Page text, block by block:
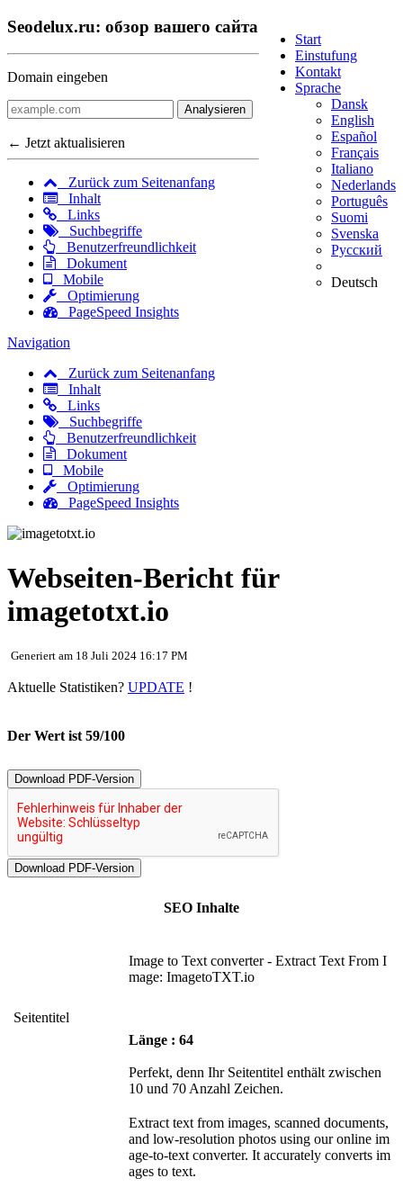
Start
Einstufung
Kontakt
Sprache
Dansk
English
Español
Français
Italiano
Nederlands
Português
Suomi
Svenska
Русский
Deutsch
Seodelux.ru: обзор вашего сайта
Domain eingeben
Analysieren
← Jetzt aktualisieren
Zurück zum Seitenanfang
Inhalt
Links
Suchbegriffe
Benutzerfreundlichkeit
Dokument
Mobile
Optimierung
PageSpeed Insights
Navigation
Zurück zum Seitenanfang
Inhalt
Links
Suchbegriffe
Benutzerfreundlichkeit
Dokument
Mobile
Optimierung
PageSpeed Insights
Webseiten-Bericht für
imagetotxt.io
Generiert am 18 Juli 2024 16:17 PM
Aktuelle Statistiken? UPDATE !
Der Wert ist 59/100
Download PDF-Version
SEO Inhalte
Seitentitel
Image to Text converter - Extract Text From I
mage: ImagetoTXT.io
Länge : 64
Perfekt, denn Ihr Seitentitel enthält zwischen
10 und 70 Anzahl Zeichen.
Extract text from images, scanned documents,
and low-resolution photos using our online im
age-to-text converter. It accurately converts im
ages to text.